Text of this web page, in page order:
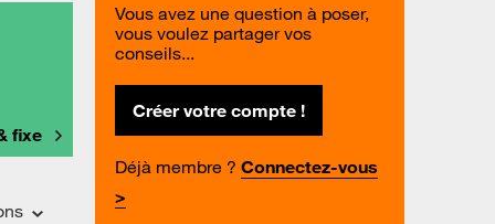
fixe
Vous avez une question à poser,
vous voulez partager vos
conseils...
Créer votre compte !
Déjà membre ? Connectez-vous
>